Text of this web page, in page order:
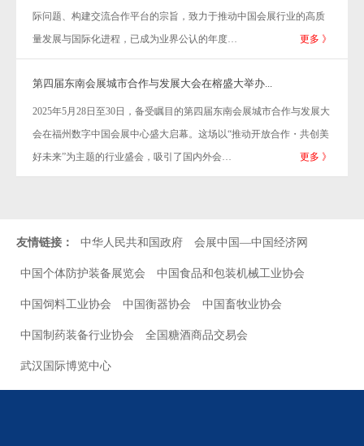
际问题、构建交流合作平台的宗旨，致力于推动中国会展行业的高质
量发展与国际化进程，已成为业界公认的年度…
更多 》
第四届东南会展城市合作与发展大会在榕盛大举办...
2025年5月28日至30日，备受瞩目的第四届东南会展城市合作与发展大
会在福州数字中国会展中心盛大启幕。这场以“推动开放合作・共创美
好未来”为主题的行业盛会，吸引了国内外会…
更多 》
友情链接： 中华人民共和国政府 会展中国—中国经济网
中国个体防护装备展览会 中国食品和包装机械工业协会
中国饲料工业协会 中国衡器协会 中国畜牧业协会
中国制药装备行业协会 全国糖酒商品交易会
武汉国际博览中心